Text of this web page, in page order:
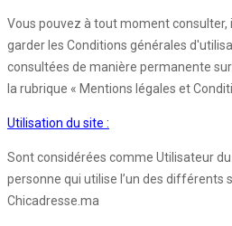
Vous pouvez à tout moment
garder les Conditions générales
consultées de manière permanente
la rubrique « Mentions légales et
Utilisation du site :
Sont considérées comme Utilisateur
personne qui utilise l’un des différents
Chicadresse.ma